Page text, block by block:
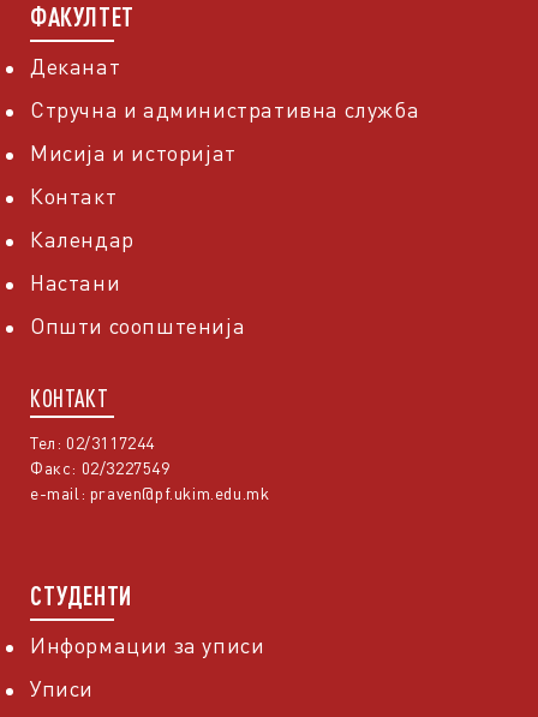
ФАКУЛТЕТ
Деканат
Стручна и административна служба
Мисија и историјат
Контакт
Календар
Настани
Општи соопштенија
КОНТАКТ
Тел: 02/3117244
Факс: 02/3227549
e-mail: praven@pf.ukim.edu.mk
СТУДЕНТИ
Информации за уписи
Уписи